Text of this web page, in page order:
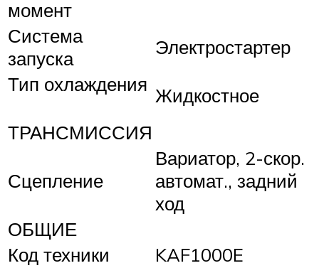
момент
Система
запуска
Электростартер
Тип охлаждения Жидкостное
ТРАНСМИССИЯ
Сцепление
Вариатор, 2-скор.
автомат., задний
ход
ОБЩИЕ
Код техники
KAF1000E